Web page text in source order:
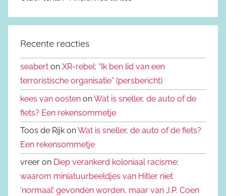
Recente reacties
seabert on XR-rebel: “Ik ben lid van een
terroristische organisatie” (persbericht)
kees van oosten onWat is sneller, de auto of de
fiets? Een rekensommetje
Toos de Rijk onWat is sneller, de auto of de fiets?
Een rekensommetje
vreer on Diep verankerd koloniaal racisme:
waarom miniatuurbeeldjes van Hitler niet
‘normaal’ gevonden worden, maar van J.P. Coen